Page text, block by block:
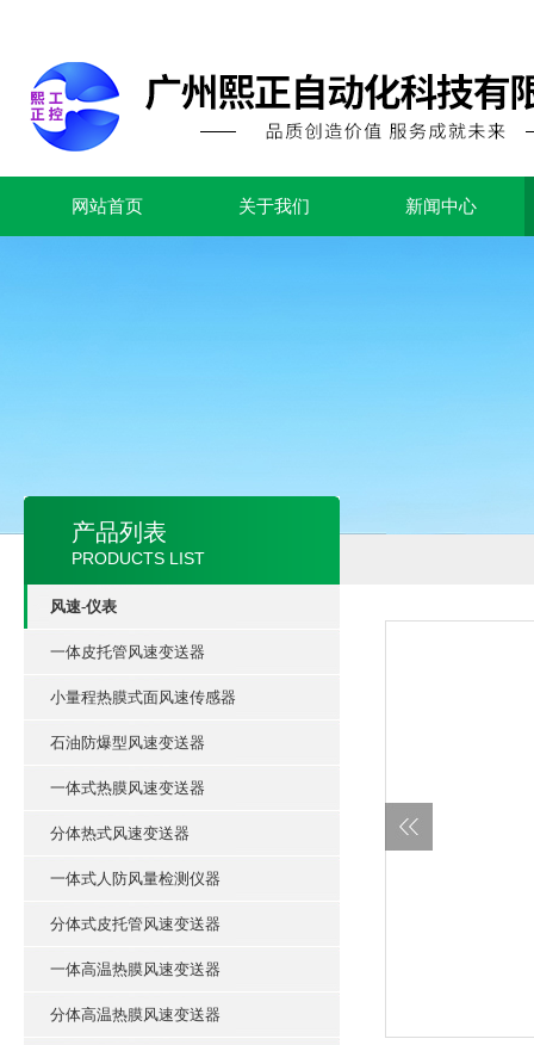
网站首页 关于我们 新闻中心
产品列表
PRODUCTS LIST
风速-仪表
一体皮托管风速变送器
小量程热膜式面风速传感器
石油防爆型风速变送器
一体式热膜风速变送器
分体热式风速变送器
一体式人防风量检测仪器
分体式皮托管风速变送器
一体高温热膜风速变送器
分体高温热膜风速变送器